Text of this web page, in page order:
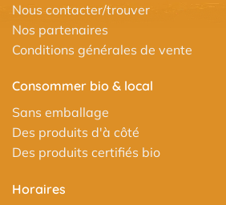
Nous contacter/trouver
Nos partenaires
Conditions générales de vente
Consommer bio & local
Sans emballage
Des produits d'à côté
Des produits certifiés bio
Horaires